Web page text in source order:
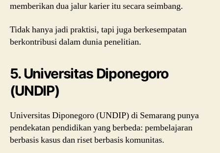
memberikan dua jalur karier itu secara seimbang.
Tidak hanya jadi praktisi, tapi juga berkesempatan
berkontribusi dalam dunia penelitian.
5. Universitas Diponegoro
(UNDIP)
Universitas Diponegoro (UNDIP) di Semarang punya
pendekatan pendidikan yang berbeda: pembelajaran
berbasis kasus dan riset berbasis komunitas.